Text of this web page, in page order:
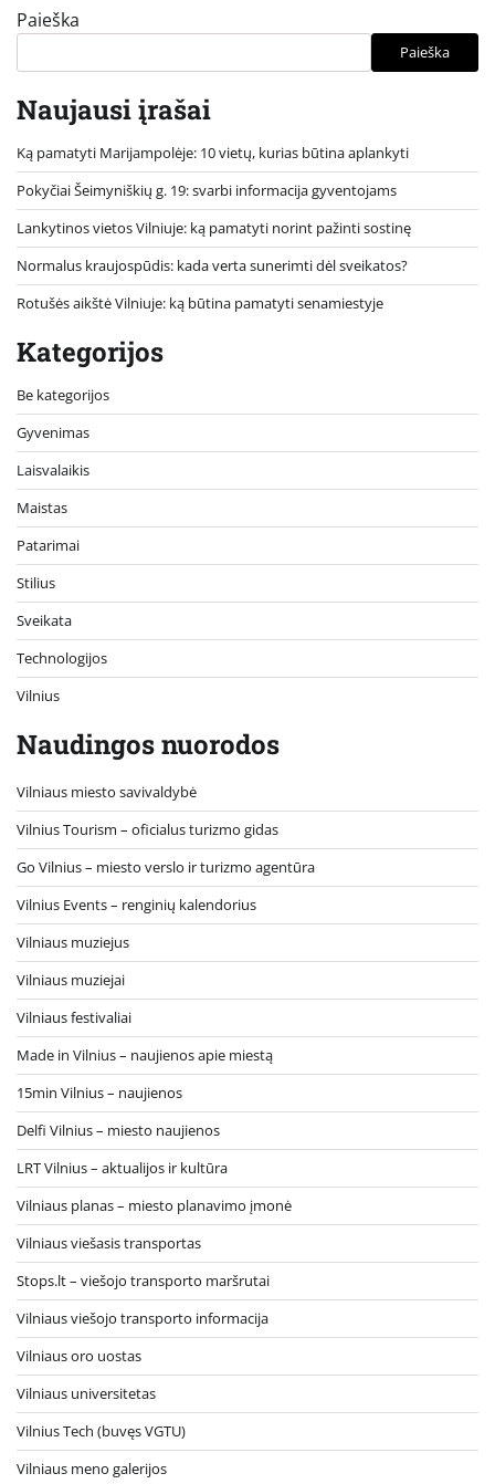
Paieška
Paieška
Naujausi įrašai
Ką pamatyti Marijampolėje: 10 vietų, kurias būtina aplankyti
Pokyčiai Šeimyniškių g. 19: svarbi informacija gyventojams
Lankytinos vietos Vilniuje: ką pamatyti norint pažinti sostinę
Normalus kraujospūdis: kada verta sunerimti dėl sveikatos?
Rotušės aikštė Vilniuje: ką būtina pamatyti senamiestyje
Kategorijos
Be kategorijos
Gyvenimas
Laisvalaikis
Maistas
Patarimai
Stilius
Sveikata
Technologijos
Vilnius
Naudingos nuorodos
Vilniaus miesto savivaldybė
Vilnius Tourism – oficialus turizmo gidas
Go Vilnius – miesto verslo ir turizmo agentūra
Vilnius Events – renginių kalendorius
Vilniaus muziejus
Vilniaus muziejai
Vilniaus festivaliai
Made in Vilnius – naujienos apie miestą
15min Vilnius – naujienos
Delfi Vilnius – miesto naujienos
LRT Vilnius – aktualijos ir kultūra
Vilniaus planas – miesto planavimo įmonė
Vilniaus viešasis transportas
Stops.lt – viešojo transporto maršrutai
Vilniaus viešojo transporto informacija
Vilniaus oro uostas
Vilniaus universitetas
Vilnius Tech (buvęs VGTU)
Vilniaus meno galerijos